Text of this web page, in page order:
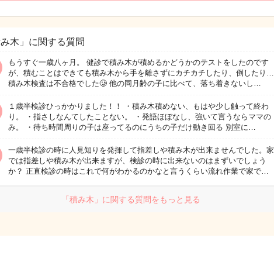
木」に関する質問
もうすぐ一歳八ヶ月。 健診で積み木が積めるかどうかのテストをしたのです
が、積むことはできても積み木から手を離さずにカチカチしたり、倒したり…
積み木検査は不合格でした🥲 他の同月齢の子に比べて、落ち着きないし…
１歳半検診ひっかかりました！！ ・積み木積めない、もはや少し触って終わ
り。 ・指さしなんてしたことない。 ・発語ほぼなし、強いて言うならママの
み。 ・待ち時間周りの子は座ってるのにうちの子だけ動き回る 別室に…
一歳半検診の時に人見知りを発揮して指差しや積み木が出来ませんでした。家
では指差しや積み木が出来ますが、検診の時に出来ないのはまずいでしょう
か？ 正直検診の時はこれで何がわかるのかなと言うくらい流れ作業で家で…
「積み木」に関する質問をもっと見る